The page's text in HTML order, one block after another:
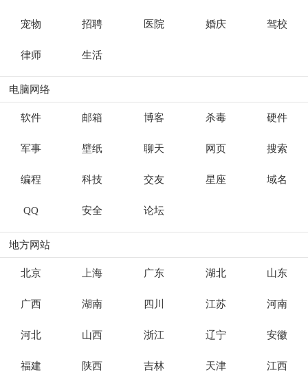
宠物 招聘 医院 婚庆 驾校
律师 生活
电脑网络
软件 邮箱 博客 杀毒 硬件
军事 壁纸 聊天 网页 搜索
编程 科技 交友 星座 域名
QQ 安全 论坛
地方网站
北京 上海 广东 湖北 山东
广西 湖南 四川 江苏 河南
河北 山西 浙江 辽宁 安徽
福建 陕西 吉林 天津 江西